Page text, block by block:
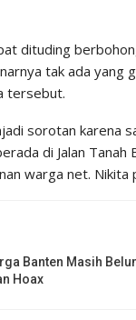
dituding
tak ada yang
tersebut.
sorotan karena
di Jalan
warga net.
Banten Masih
Hoax